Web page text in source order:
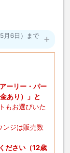
月6日）まで
アーリー・パー
あり）」と
もお選びいた
ンジは販売数
ださい（12歳